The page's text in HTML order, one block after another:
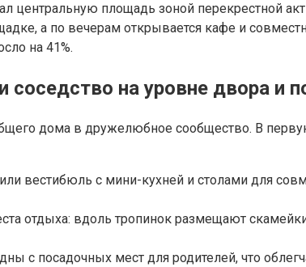
центральную площадь зоной перекрестной
а по вечерам открывается кафе и
на 41%.
соседство на уровне двора и
дома в дружелюбное сообщество. В
вестибюль с мини-кухней и столами для
отдыха: вдоль тропинок размещают
с посадочных мест для родителей, что